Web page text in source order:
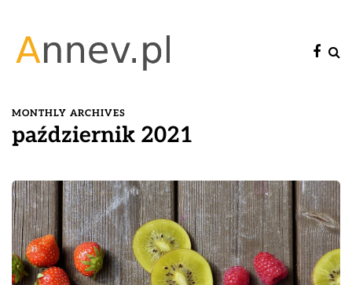
MONTHLY ARCHIVES
październik 2021